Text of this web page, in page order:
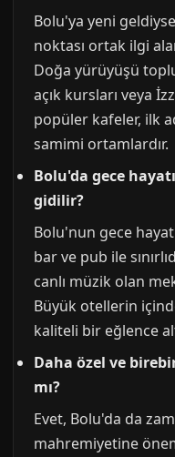
Bolu'ya yeni
noktası ortak ilgi
Doğa yürüyüşü
açık kursları veya
popüler kafeler, ilk
samimi ortamlardır.
Bolu'da gece
gidilir?
Bolu'nun gece
bar ve pub ile
canlı müzik olan
Büyük otellerin
kaliteli bir eğlence
Daha özel ve
mı?
Evet, Bolu'da da
mahremiyetine